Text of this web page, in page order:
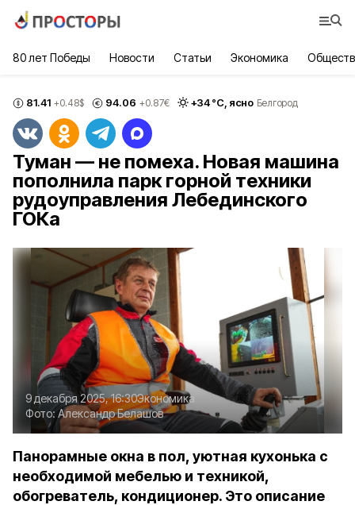
80 лет Победы Новости Статьи Экономика
81.41 +0.48$ 94.06 +0.87€ +34°С, ясно Белгород
Туман — не помеха. Новая машина
пополнила парк горной техники
рудоуправления Лебединского
ГОКа
9 декабря 2025, 16:30Экономика
Фото:Александр Белашов
Панорамные окна в пол, уютная кухонька с
необходимой мебелью и техникой,
обогреватель, кондиционер. Это описание